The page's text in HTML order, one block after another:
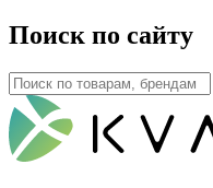
Поиск по сайту